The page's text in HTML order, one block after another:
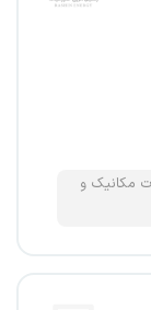
مکانیک و